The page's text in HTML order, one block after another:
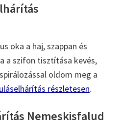
oka a haj, szappan és
a szifon tisztítása kevés,
oldom meg a
részletesen.
Nemeskisfalud